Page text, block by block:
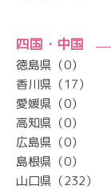
四国・中国
徳島県（0）
香川県（17）
愛媛県（0）
高知県（0）
広島県（0）
島根県（0）
山口県（232）